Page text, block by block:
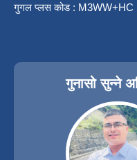
गुगल प्लस कोड : M3WW+HC
गुनासो सुन्ने